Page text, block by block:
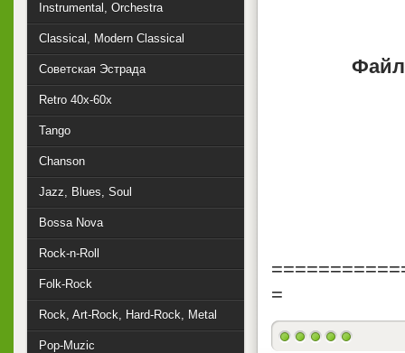
Файл
=
Instrumental, Orchestra
Classical, Modern Classical
Советская Эстрада
Retro 40x-60x
Tango
Chanson
Jazz, Blues, Soul
Bossa Nova
Rock-n-Roll
Folk-Rock
Rock, Art-Rock, Hard-Rock, Metal
Pop-Muzic